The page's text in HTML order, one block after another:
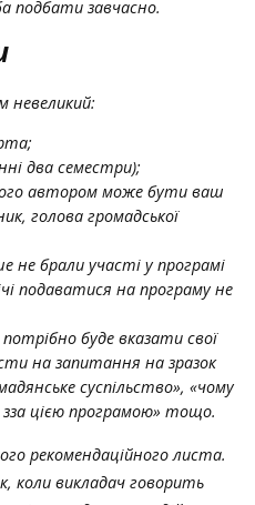
подбати завчасно.
невеликий:
два семестри);
автором може бути ваш
голова громадської
не брали участі у програмі
подаватися на програму не
буде вказати свої
на запитання на зразок
суспільство», «чому
цією програмою» тощо.
рекомендаційного листа.
коли викладач говорить